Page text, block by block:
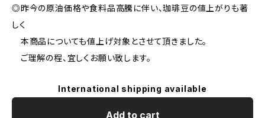
◎昨今の原油価格や食料品高騰に伴い、珈琲豆の値上がりも著
しく
本商品についても値上げ対象とさせて頂きました。
ご理解の程、宜しくお願い致します。
International shipping available
Add to cart